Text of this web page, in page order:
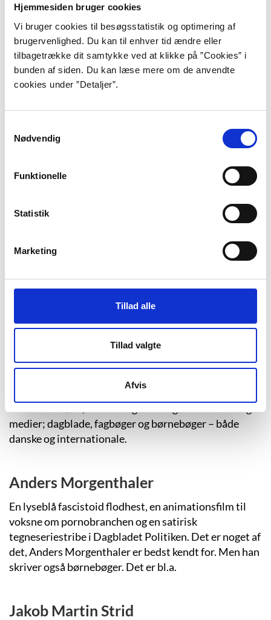
Hjemmesiden bruger cookies
Vi bruger cookies til besøgsstatistik og optimering af
brugervenlighed. Du kan til enhver tid ændre eller
tilbagetrække dit samtykke ved at klikke på ”Cookies” i
bunden af siden. Du kan læse mere om de anvendte
cookies under ”Detaljer”.
Nødvendig
Funktionelle
Statistik
Marketing
Tillad alle
Tillad valgte
Afvis
Hendes tegninger tager barnet med helt til grænsen af
dets velkendte verden, hvor de forsøger at åbne en af
dørene til hidtil ukendte eventyr.
Anna Margrethe Kjærgaard
historien om en lille hvid kanin, der mangler en sort
hat at bo i, eller om en ung pige, der tror hun er et
Stina Wirsén
tegnefilmsmanuskripter, leverer illustrationer til
blade, bøger og aviser, hun har designet frimærker og
endda en Google-doodle. Men først og fremmest
skriver og illustrerer hun børnebøger for de
Niels Bo Bojesen
har arbejdet professionelt med illustration i næsten
medier; dagblade, fagbøger og børnebøger – både
danske og internationale.
Anders Morgenthaler
En lyseblå fascistoid flodhest, en animationsfilm til
voksne om pornobranchen og en satirisk
tegneseriestribe i Dagbladet Politiken. Det er noget af
det, Anders Morgenthaler er bedst kendt for. Men han
skriver også børnebøger. Det er bl.a.
Jakob Martin Strid